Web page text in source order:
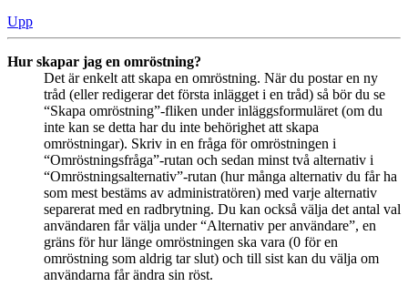
Upp
Hur skapar jag en omröstning?
Det är enkelt att skapa en omröstning. När du postar en ny
tråd (eller redigerar det första inlägget i en tråd) så bör du se
“Skapa omröstning”-fliken under inläggsformuläret (om du
inte kan se detta har du inte behörighet att skapa
omröstningar). Skriv in en fråga för omröstningen i
“Omröstningsfråga”-rutan och sedan minst två alternativ i
“Omröstningsalternativ”-rutan (hur många alternativ du får ha
som mest bestäms av administratören) med varje alternativ
separerat med en radbrytning. Du kan också välja det antal val
användaren får välja under “Alternativ per användare”, en
gräns för hur länge omröstningen ska vara (0 för en
omröstning som aldrig tar slut) och till sist kan du välja om
användarna får ändra sin röst.